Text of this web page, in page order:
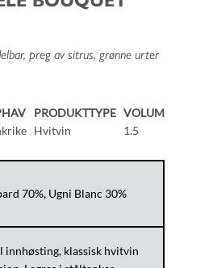
preg av sitrus, grønne urter
PRODUKTTYPE
Hvitvin
VOLUM
1.5
70%, Ugni Blanc 30%
innhøsting, klassisk hvitvin